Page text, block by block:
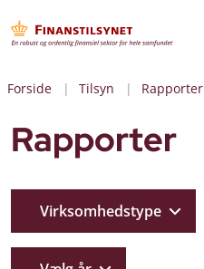
Forside Tilsyn Rapporter
Rapporter
Virksomhedstype